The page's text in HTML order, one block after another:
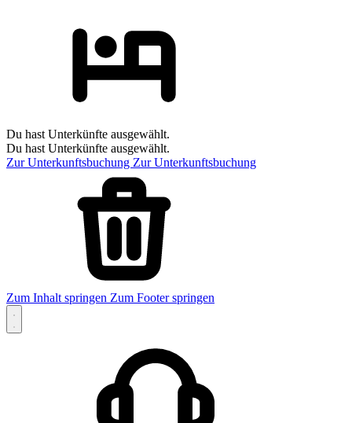
Du hast Unterkünfte ausgewählt.
Du hast Unterkünfte ausgewählt.
Zur Unterkunftsbuchung Zur Unterkunftsbuchung
Zum Inhalt springen Zum Footer springen